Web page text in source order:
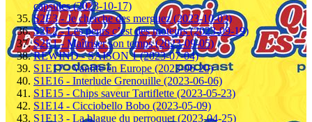
capsules (2023-10-17)
S2E3 - Je cherche des merguez (2023-10-03)
S2E2 - Les peurs c’est des moteurs (2023-09-19)
S2E1 - Maîtriser son temps (2023-09-05)
REWIND - SAISON 1 (2023-07-04)
S1E17 - Vanlife en Europe (2023-06-20)
S1E16 - Interlude Grenouille (2023-06-06)
S1E15 - Chips saveur Tartiflette (2023-05-23)
S1E14 - Cicciobello Bobo (2023-05-09)
S1E13 - La blague du perroquet (2023-04-25)